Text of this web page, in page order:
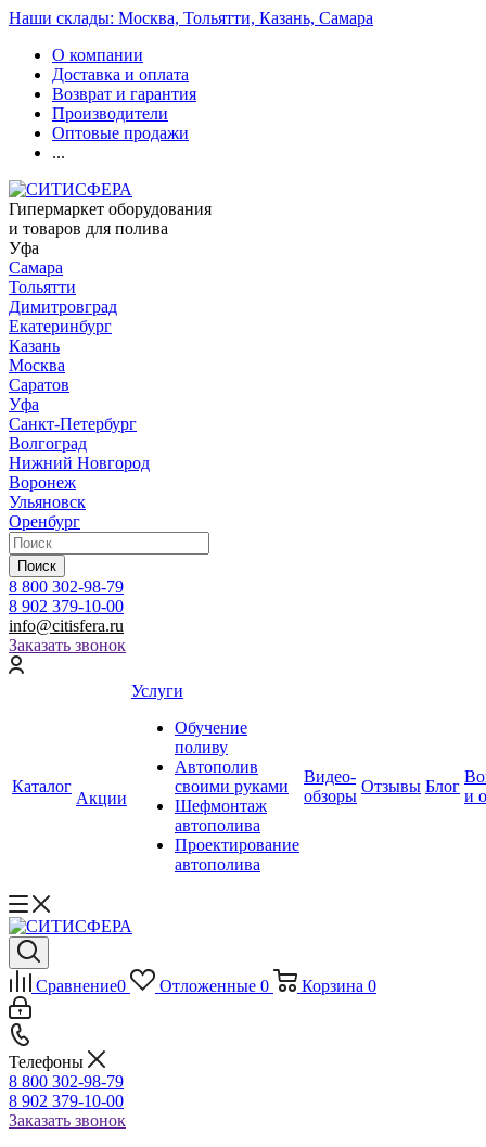
Наши склады: Москва, Тольятти, Казань, Самара
О компании
Доставка и оплата
Возврат и гарантия
Производители
Оптовые продажи
...
Гипермаркет оборудования
и товаров для полива
Уфа
Самара
Тольятти
Димитровград
Екатеринбург
Казань
Москва
Саратов
Уфа
Санкт-Петербург
Волгоград
Нижний Новгород
Воронеж
Ульяновск
Оренбург
Поиск
8 800 302-98-79
8 902 379-10-00
info@citisfera.ru
Заказать звонок
Каталог
Акции
Услуги
Обучение
поливу
Автополив
своими руками
Шефмонтаж
автополива
Проектирование
автополива
Видео-
обзоры
Отзывы Блог
и
Сравнение0 Отложенные 0 Корзина 0
Телефоны
8 800 302-98-79
8 902 379-10-00
Заказать звонок